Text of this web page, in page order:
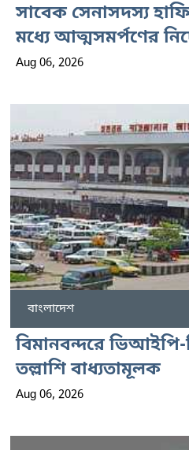
সাবেক সেনাসদস্য
মধ্যে আত্মসমর্পণের
Aug 06, 2026
বাংলাদেশ
বিমানবন্দরে
তল্লাশি বাধ্যতামূলক
Aug 06, 2026